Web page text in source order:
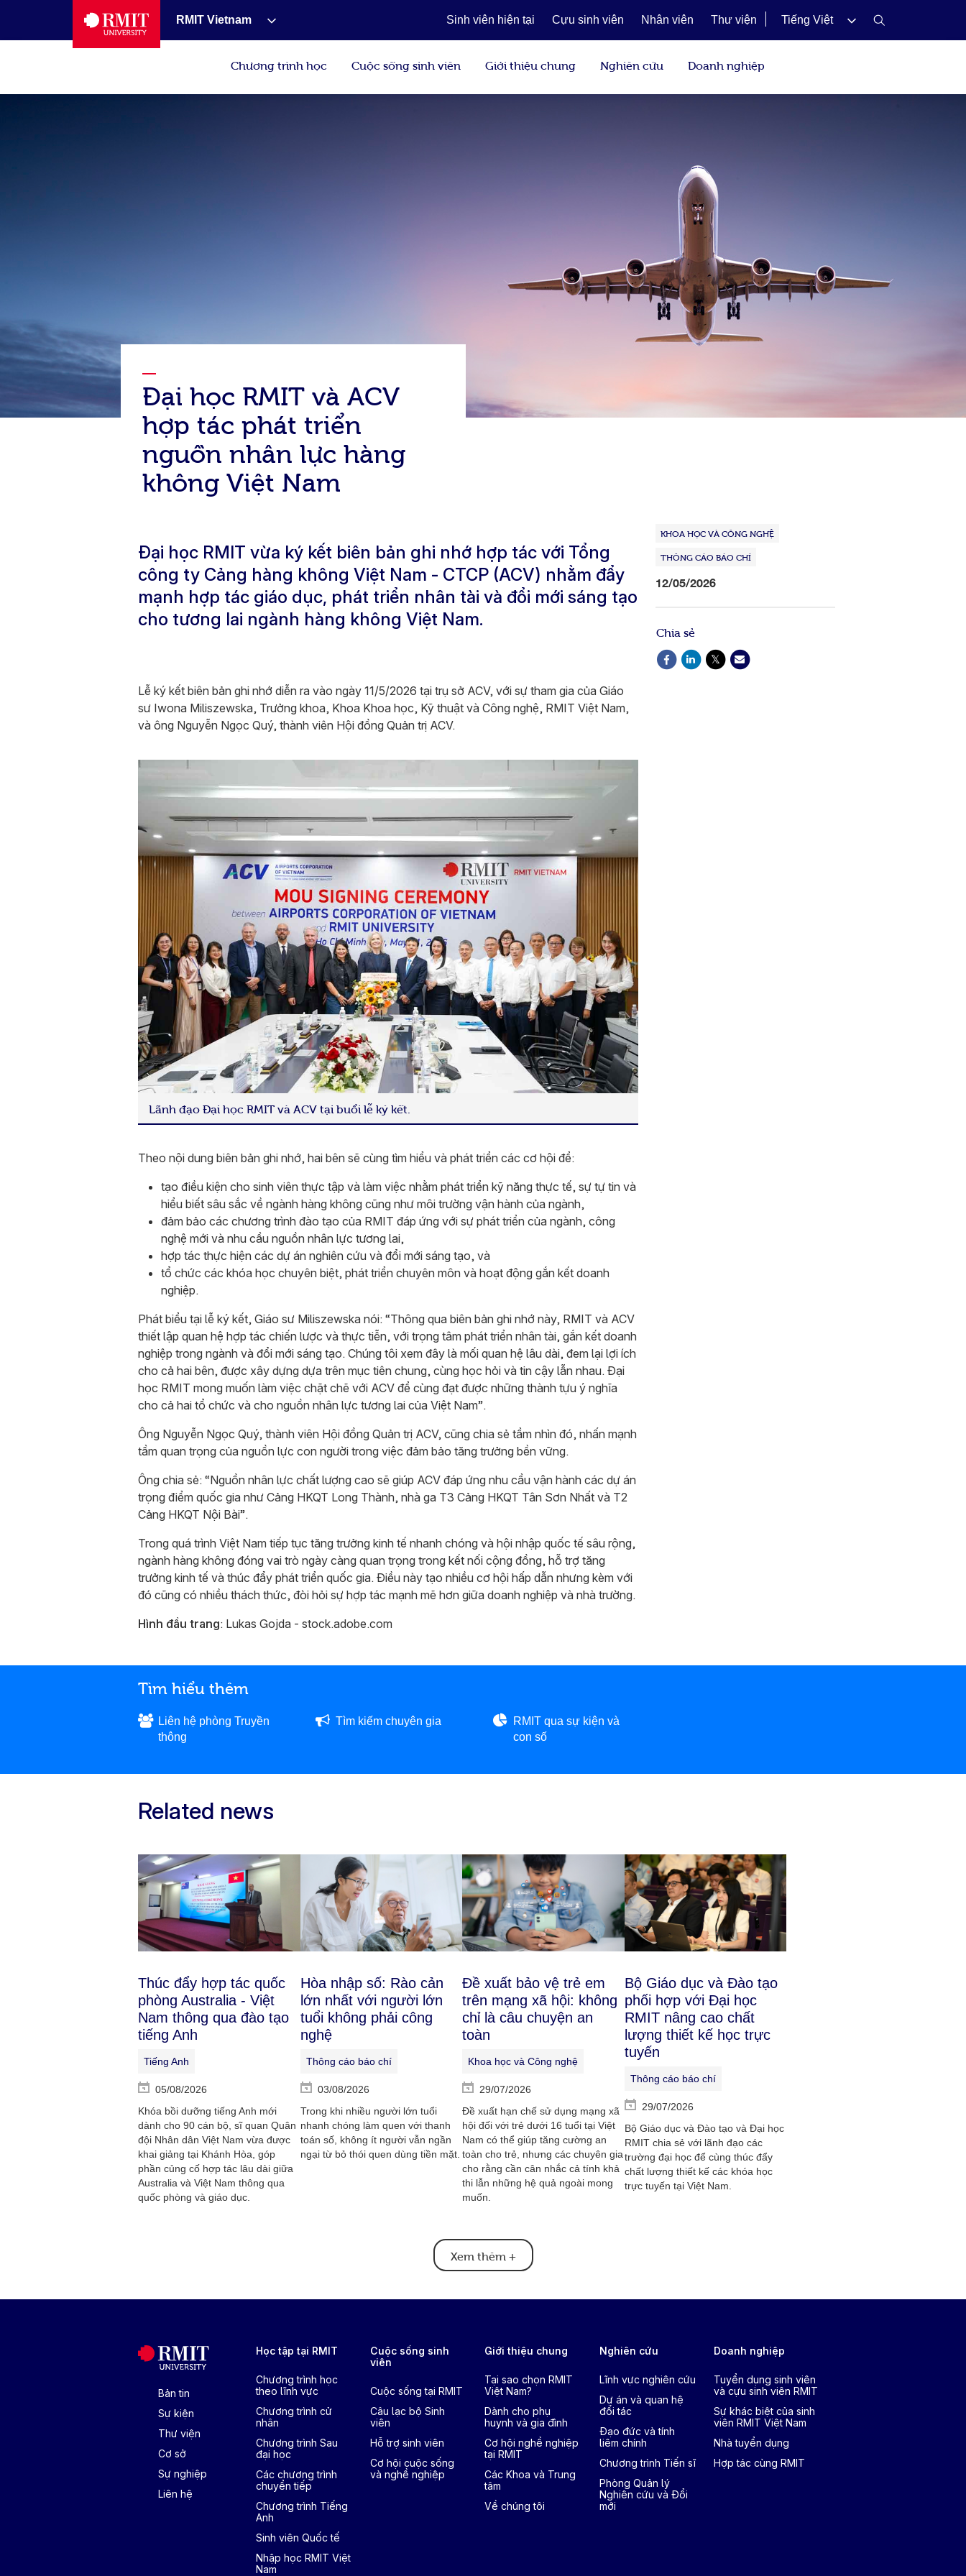
RMIT Vietnam Sinh viên hiện tại Cựu sinh viên Nhân viên Thư viện Tiếng Việt
Chương trình học Cuộc sống sinh viên Giới thiệu chung Nghiên cứu Doanh nghiệp
Đại học RMIT và ACV
hợp tác phát triển
nguồn nhân lực hàng
không Việt Nam
Đại học RMIT vừa ký kết biên bản ghi nhớ hợp tác với Tổng
công ty Cảng hàng không Việt Nam - CTCP (ACV) nhằm đẩy
mạnh hợp tác giáo dục, phát triển nhân tài và đổi mới sáng tạo
cho tương lai ngành hàng không Việt Nam.
Lễ ký kết biên bản ghi nhớ diễn ra vào ngày 11/5/2026 tại trụ sở ACV, với sự tham gia của Giáo
sư Iwona Miliszewska, Trưởng khoa, Khoa Khoa học, Kỹ thuật và Công nghệ, RMIT Việt Nam,
và ông Nguyễn Ngọc Quý, thành viên Hội đồng Quản trị ACV.
Lãnh đạo Đại học RMIT và ACV tại buổi lễ ký kết.
Theo nội dung biên bản ghi nhớ, hai bên sẽ cùng tìm hiểu và phát triển các cơ hội để:
tạo điều kiện cho sinh viên thực tập và làm việc nhằm phát triển kỹ năng thực tế, sự tự tin và
hiểu biết sâu sắc về ngành hàng không cũng như môi trường vận hành của ngành,
đảm bảo các chương trình đào tạo của RMIT đáp ứng với sự phát triển của ngành, công
nghệ mới và nhu cầu nguồn nhân lực tương lai,
hợp tác thực hiện các dự án nghiên cứu và đổi mới sáng tạo, và
tổ chức các khóa học chuyên biệt, phát triển chuyên môn và hoạt động gắn kết doanh
nghiệp.
Phát biểu tại lễ ký kết, Giáo sư Miliszewska nói: “Thông qua biên bản ghi nhớ này, RMIT và ACV
thiết lập quan hệ hợp tác chiến lược và thực tiễn, với trọng tâm phát triển nhân tài, gắn kết doanh
nghiệp trong ngành và đổi mới sáng tạo. Chúng tôi xem đây là mối quan hệ lâu dài, đem lại lợi ích
cho cả hai bên, được xây dựng dựa trên mục tiên chung, cùng học hỏi và tin cậy lẫn nhau. Đại
học RMIT mong muốn làm việc chặt chẽ với ACV để cùng đạt được những thành tựu ý nghĩa
cho cả hai tổ chức và cho nguồn nhân lực tương lai của Việt Nam”.
Ông Nguyễn Ngọc Quý, thành viên Hội đồng Quản trị ACV, cũng chia sẻ tầm nhìn đó, nhấn mạnh
tầm quan trọng của nguồn lực con người trong việc đảm bảo tăng trưởng bền vững.
Ông chia sẻ: “Nguồn nhân lực chất lượng cao sẽ giúp ACV đáp ứng nhu cầu vận hành các dự án
trọng điểm quốc gia như Cảng HKQT Long Thành, nhà ga T3 Cảng HKQT Tân Sơn Nhất và T2
Cảng HKQT Nội Bài”.
Trong quá trình Việt Nam tiếp tục tăng trưởng kinh tế nhanh chóng và hội nhập quốc tế sâu rộng,
ngành hàng không đóng vai trò ngày càng quan trọng trong kết nối cộng đồng, hỗ trợ tăng
trưởng kinh tế và thúc đẩy phát triển quốc gia. Điều này tạo nhiều cơ hội hấp dẫn nhưng kèm với
đó cũng có nhiều thách thức, đòi hỏi sự hợp tác mạnh mẽ hơn giữa doanh nghiệp và nhà trường.
Hình đầu trang: Lukas Gojda - stock.adobe.com
KHOA HỌC VÀ CÔNG NGHỆ
THÔNG CÁO BÁO CHÍ
12/05/2026
Chia sẻ
Tìm hiểu thêm
Liên hệ phòng Truyền
thông
Tìm kiếm chuyên gia
RMIT qua sự kiện và
con số
Related news
Thúc đẩy hợp tác quốc
phòng Australia - Việt
Nam thông qua đào tạo
tiếng Anh
Tiếng Anh
05/08/2026
Khóa bồi dưỡng tiếng Anh mới
dành cho 90 cán bộ, sĩ quan Quân
đội Nhân dân Việt Nam vừa được
khai giảng tại Khánh Hòa, góp
phần củng cố hợp tác lâu dài giữa
Australia và Việt Nam thông qua
quốc phòng và giáo dục.
Hòa nhập số: Rào cản
lớn nhất với người lớn
tuổi không phải công
nghệ
Thông cáo báo chí
03/08/2026
Trong khi nhiều người lớn tuổi
nhanh chóng làm quen với thanh
toán số, không ít người vẫn ngần
ngại từ bỏ thói quen dùng tiền mặt.
Đề xuất bảo vệ trẻ em
trên mạng xã hội: không
chỉ là câu chuyện an
toàn
Khoa học và Công nghệ
29/07/2026
Đề xuất hạn chế sử dụng mạng xã
hội đối với trẻ dưới 16 tuổi tại Việt
Nam có thể giúp tăng cường an
toàn cho trẻ, nhưng các chuyên gia
cho rằng cần cân nhắc cả tính khả
thi lẫn những hệ quả ngoài mong
muốn.
Bộ Giáo dục và Đào tạo
phối hợp với Đại học
RMIT nâng cao chất
lượng thiết kế học trực
tuyến
Thông cáo báo chí
29/07/2026
Bộ Giáo dục và Đào tạo và Đại học
RMIT chia sẻ với lãnh đạo các
trường đại học để cùng thúc đẩy
chất lượng thiết kế các khóa học
trực tuyến tại Việt Nam.
Xem thêm +
Bản tin
Sự kiện
Thư viện
Cơ sở
Sự nghiệp
Liên hệ
Học tập tại RMIT
Chương trình học
theo lĩnh vực
Chương trình cử
nhân
Chương trình Sau
đại học
Các chương trình
chuyển tiếp
Chương trình Tiếng
Anh
Sinh viên Quốc tế
Nhập học RMIT Việt
Nam
Cuộc sống sinh
viên
Cuộc sống tại RMIT
Câu lạc bộ Sinh
viên
Hỗ trợ sinh viên
Cơ hội cuộc sống
và nghề nghiệp
Giới thiệu chung
Tại sao chọn RMIT
Việt Nam?
Dành cho phụ
huynh và gia đình
Cơ hội nghề nghiệp
tại RMIT
Các Khoa và Trung
tâm
Về chúng tôi
Nghiên cứu
Lĩnh vực nghiên cứu
Dự án và quan hệ
đối tác
Đạo đức và tính
liêm chính
Chương trình Tiến sĩ
Phòng Quản lý
Nghiên cứu và Đổi
mới
Doanh nghiệp
Tuyển dụng sinh viên
và cựu sinh viên RMIT
Sự khác biệt của sinh
viên RMIT Việt Nam
Nhà tuyển dụng
Hợp tác cùng RMIT